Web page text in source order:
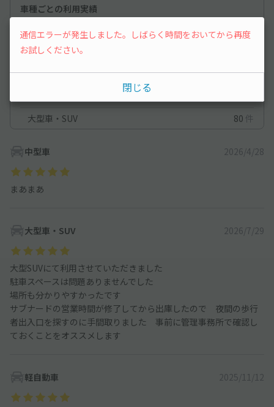
車種ごとの利用実績
軽自動車
24件
コンパクトカー
中型車
40件
大型車・SUV
80 件
中型車 2026/4/28
まあまあ
大型車・SUV 2026/7/29
大型SUVにて利用させていただきました
駐車スペースは問題ありませんでした
場所も分かりやすかったです
サブナードの営業時間が修了してから出庫したので 夜間の歩行
者出入口を探すのに手間取りました 事前に管理事務所で確認し
ておくことをオススメします
軽自動車 2025/11/12
通信エラーが発生しました。しばらく時間をおいてから再度
お試しください。
閉じる